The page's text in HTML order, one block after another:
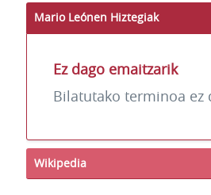
Mario Leónen Hiztegiak
Ez dago emaitzarik
Bilatutako terminoa ez
Wikipedia